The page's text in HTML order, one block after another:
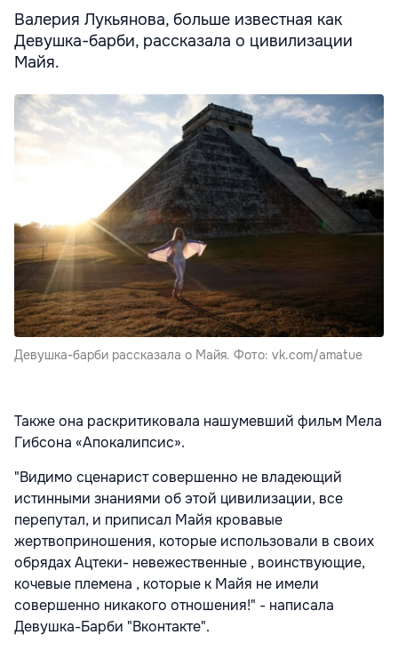
Валерия Лукьянова, больше известная как
Девушка-барби, рассказала о цивилизации
Майя.
Девушка-барби рассказала о Майя. Фото: vk.com/amatue
Также она раскритиковала нашумевший фильм Мела
Гибсона «Апокалипсис».
"Видимо сценарист совершенно не владеющий
истинными знаниями об этой цивилизации, все
перепутал, и приписал Майя кровавые
жертвоприношения, которые использовали в своих
обрядах Ацтеки- невежественные , воинствующие,
кочевые племена , которые к Майя не имели
совершенно никакого отношения!" - написала
Девушка-Барби "Вконтакте".